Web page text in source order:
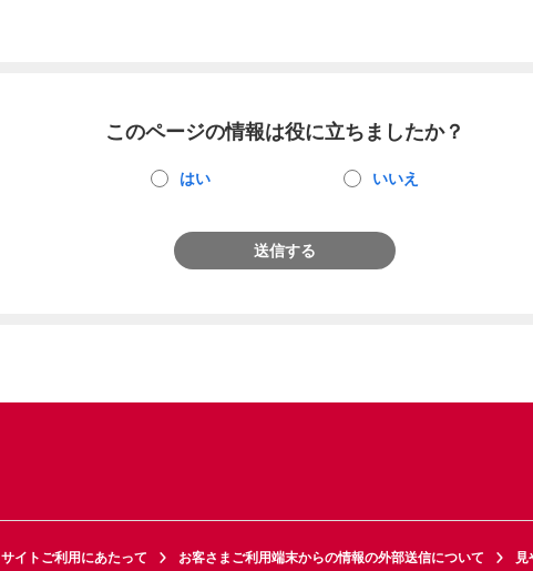
このページの情報は役に立ちましたか？
はい いいえ
送信する
サイトご利用にあたって お客さまご利用端末からの情報の外部送信について 見